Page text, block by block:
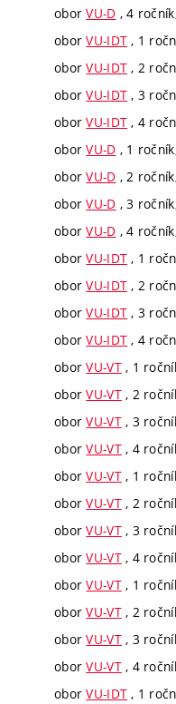
oborVU-D , 4
oborVU-IDT , 1
oborVU-IDT , 2
oborVU-IDT , 3
oborVU-IDT , 4
oborVU-D , 1
oborVU-D , 2
oborVU-D , 3
oborVU-D , 4
oborVU-IDT , 1
oborVU-IDT , 2
oborVU-IDT , 3
oborVU-IDT , 4
oborVU-VT, 1
oborVU-VT, 2
oborVU-VT, 3
oborVU-VT, 4
oborVU-VT, 1
oborVU-VT, 2
oborVU-VT, 3
oborVU-VT, 4
oborVU-VT, 1
oborVU-VT, 2
oborVU-VT, 3
oborVU-VT, 4
oborVU-IDT , 1